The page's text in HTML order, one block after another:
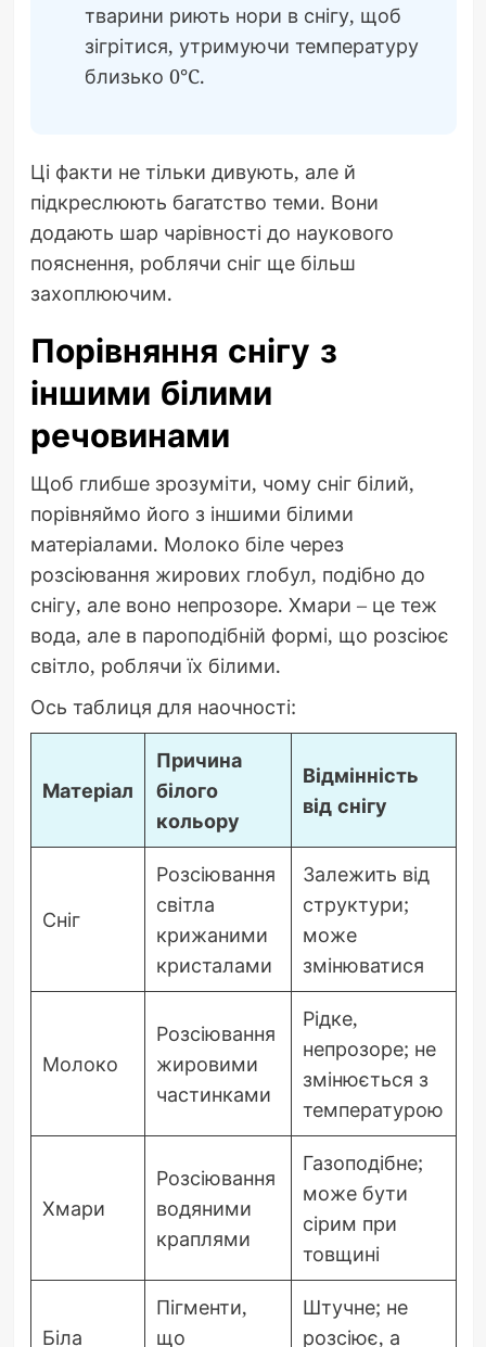
тварини риють нори в снігу, щоб
зігрітися, утримуючи температуру
близько 0°C.
Ці факти не тільки дивують, але й
підкреслюють багатство теми. Вони
додають шар чарівності до наукового
пояснення, роблячи сніг ще більш
захоплюючим.
Порівняння снігу з
іншими білими
речовинами
Щоб глибше зрозуміти, чому сніг білий,
порівняймо його з іншими білими
матеріалами. Молоко біле через
розсіювання жирових глобул, подібно до
снігу, але воно непрозоре. Хмари – це теж
вода, але в пароподібній формі, що розсіює
світло, роблячи їх білими.
Ось таблиця для наочності:
Матеріал
Причина
білого
кольору
Відмінність
від снігу
Сніг
Розсіювання
світла
крижаними
кристалами
Залежить від
структури;
може
змінюватися
Молоко
Розсіювання
жировими
частинками
Рідке,
непрозоре; не
змінюється з
температурою
Хмари
Розсіювання
водяними
краплями
Газоподібне;
може бути
сірим при
товщині
Біла
Пігменти,
що
Штучне; не
розсіює, а